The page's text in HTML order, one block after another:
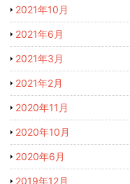
2021年10月
2021年6月
2021年3月
2021年2月
2020年11月
2020年10月
2020年6月
2019年12月